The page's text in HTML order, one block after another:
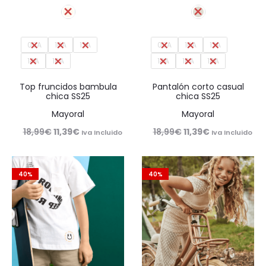
08A 10A
12A
14A
16A
Top fruncidos bambula
chica SS25
Mayoral
18,99€El
original
era:
18,99€.
11,39€El
actual
es:
11,39€.
Iva Incluido
08A 10A
12A
14A
16A 18A
Pantalón corto casual
chica SS25
Mayoral
18,99€El
original
era:
18,99€.
11,39€El
actual
es:
11,39€.
Iva Incluido
40% 40%